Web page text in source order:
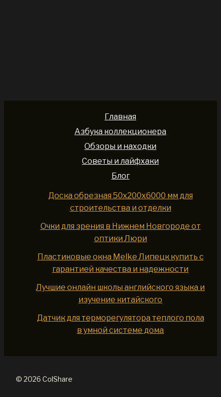
Главная
Азбука коллекционера
Обзоры и находки
Советы и лайфхаки
Блог
Доска обрезная 50x200x6000 мм для
строительства и отделки
Очки для зрения в Нижнем Новгороде от
оптики Люри
Пластиковые окна Melke Липецк купить с
гарантией качества и надежности
Лучшие онлайн школы английского языка и
изучение китайского
Датчик для терморегулятора теплого пола
в умной системе дома
© 2026 ColShare